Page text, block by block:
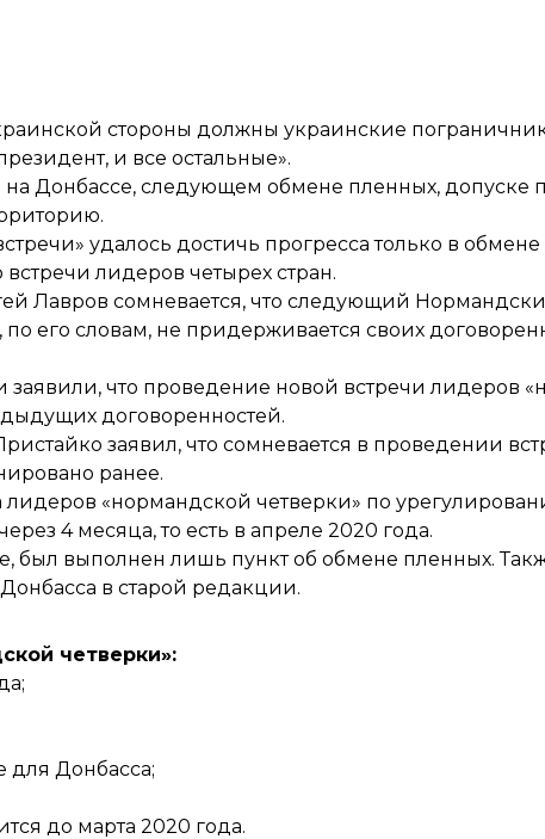
стороны должны украинские
и все остальные».
Донбассе, следующем обмене пленных, допуске
удалось достичь прогресса только в
лидеров четырех стран.
Лавров сомневается, что следующий
его словам, не придерживается своих
что проведение новой встречи лидеров
договоренностей.
заявил, что сомневается в проведении
ранее.
лидеров «нормандской четверки» по
4 месяца, то есть в апреле 2020 года.
был выполнен лишь пункт об обмене пленных.
Донбасса в старой редакции.
четверки»:
для Донбасса;
до марта 2020 года.